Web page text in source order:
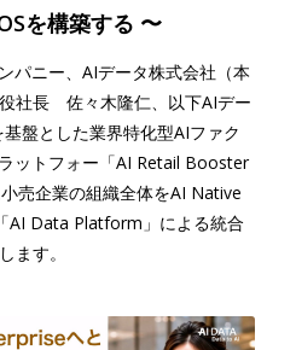
を構築する 〜
パニー、AIデータ株式会社（本
社長 佐々木隆仁、以下AIデー
盤とした業界特化型AIファク
ットフォー「AI Retail Booster
売企業の組織全体をAI Native
AI Data Platform」による統合
ます。